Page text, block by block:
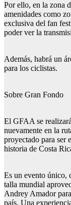
Por ello, en la zona
amenidades como
exclusiva del fan
poder ver la
Además, habrá un
para los ciclistas.
Sobre Gran Fondo
El GFAA se
nuevamente en la
proyectado para ser
historia de Costa
Es un evento único,
talla mundial
Andrey Amador
país. Una